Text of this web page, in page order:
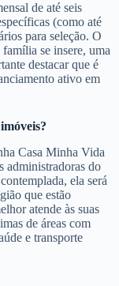
de até seis
(como até
para seleção. O
se insere, uma
destacar que é
ativo em
Casa Minha Vida
administradoras do
ela será
que estão
atende às suas
de áreas com
e transporte